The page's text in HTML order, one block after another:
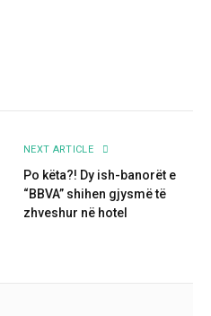
NEXT ARTICLE
Po këta?! Dy ish-banorët e
“BBVA” shihen gjysmë të
zhveshur në hotel